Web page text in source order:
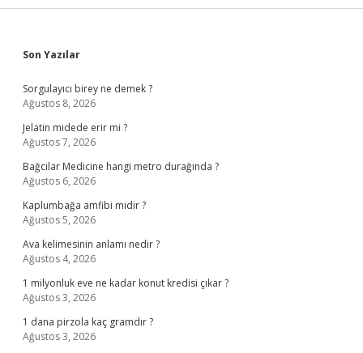
Sidebar
Son Yazılar
Sorgulayıcı birey ne demek ?
Ağustos 8, 2026
Jelatin midede erir mi ?
Ağustos 7, 2026
Bağcılar Medicine hangi metro durağında ?
Ağustos 6, 2026
Kaplumbağa amfibi midir ?
Ağustos 5, 2026
Ava kelimesinin anlamı nedir ?
Ağustos 4, 2026
1 milyonluk eve ne kadar konut kredisi çıkar ?
Ağustos 3, 2026
1 dana pirzola kaç gramdır ?
Ağustos 3, 2026